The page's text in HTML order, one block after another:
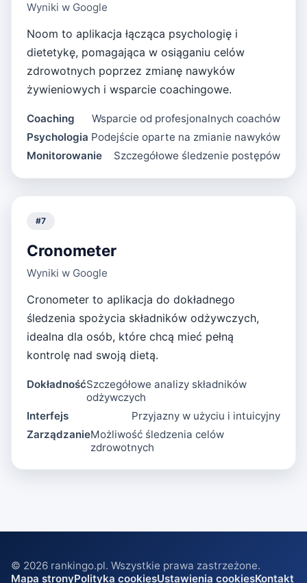
Wyniki w Google
Noom to aplikacja łącząca psychologię i
dietetykę, pomagająca w osiąganiu celów
zdrowotnych poprzez zmianę nawyków
żywieniowych i wsparcie coachingowe.
Coaching
Wsparcie od profesjonalnych coachów
Psychologia Podejście oparte na zmianie nawyków
Monitorowanie
Szczegółowe śledzenie postępów
#7
Cronometer
Wyniki w Google
Cronometer to aplikacja do dokładnego
śledzenia spożycia składników odżywczych,
idealna dla osób, które chcą mieć pełną
kontrolę nad swoją dietą.
DokładnośćSzczegółowe analizy składników
odżywczych
Interfejs
Przyjazny w użyciu i intuicyjny
ZarządzanieMożliwość śledzenia celów
zdrowotnych
© 2026 rankingo.pl. Wszystkie prawa zastrzeżone.
Mapa stronyPolityka cookiesUstawienia cookiesKontakt